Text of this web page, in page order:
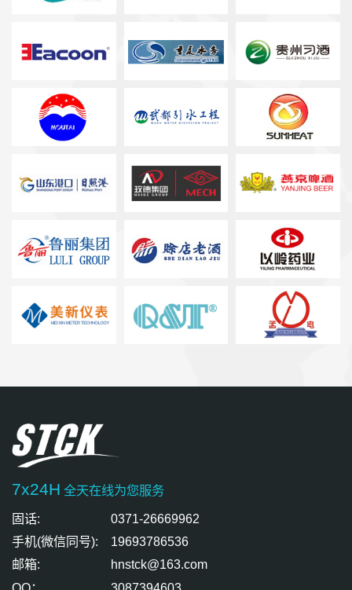
7x24H 全天在线为您服务
固话:
0371-26669962
手机(微信同号):
19693786536
邮箱:
hnstck@163.com